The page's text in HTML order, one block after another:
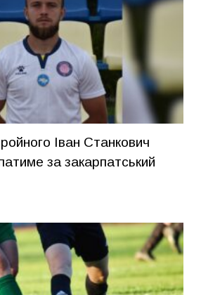
Іван Станкович
за закарпатський